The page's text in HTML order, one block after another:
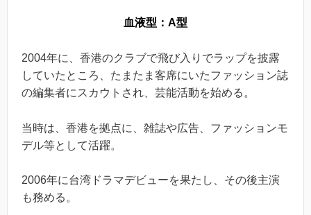
血液型：A型
2004年に、香港のクラブで飛び入りでラップを披露
していたところ、たまたま客席にいたファッション誌
の編集者にスカウトされ、芸能活動を始める。
当時は、香港を拠点に、雑誌や広告、ファッションモ
デル等として活躍。
2006年に台湾ドラマデビューを果たし、その後主演
も務める。